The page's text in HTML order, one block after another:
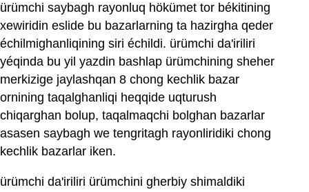
ürümchi saybagh rayonluq hökümet tor békitining
xewiridin eslide bu bazarlarning ta hazirgha qeder
échilmighanliqining siri échildi. ürümchi da'iriliri
yéqinda bu yil yazdin bashlap ürümchining sheher
merkizige jaylashqan 8 chong kechlik bazar
ornining taqalghanliqi heqqide uqturush
chiqarghan bolup, taqalmaqchi bolghan bazarlar
asasen saybagh we tengritagh rayonliridiki chong
kechlik bazarlar iken.
ürümchi da'iriliri ürümchini gherbiy shimaldiki